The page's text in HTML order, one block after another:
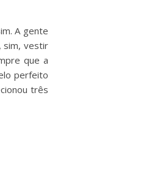
A gente
sim, vestir
que a
perfeito
três